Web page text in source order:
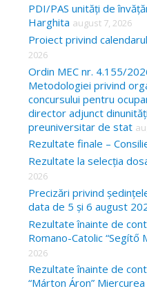
c
h
f
o
r
PDI/PAS unități de
Harghita august 7, 2026
Proiect privind
2026
Ordin MEC nr. 4.155/
Metodologiei privind
concursului pentru
director adjunct
preuniversitar de stat
Rezultate finale –
Rezultate la selecția
2026
Precizări privind
data de 5 și 6 august
Rezultate înainte de
Romano-Catolic “Segítő
2026
Rezultate înainte de
“Márton Áron” Miercurea